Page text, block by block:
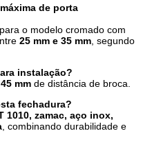
de porta
o modelo cromado com
25 mm e 35 mm , segundo
instalação?
45 mm de distância de broca.
fechadura?
1010, zamac, aço inox,
, combinando durabilidade e